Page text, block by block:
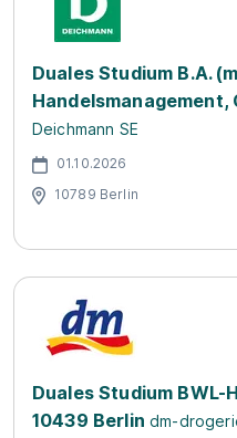
Duales Studium B.A.
Handelsmanagement,
Deichmann SE
01.10.2026
10789 Berlin
Duales Studium BWL-
10439 Berlin dm-